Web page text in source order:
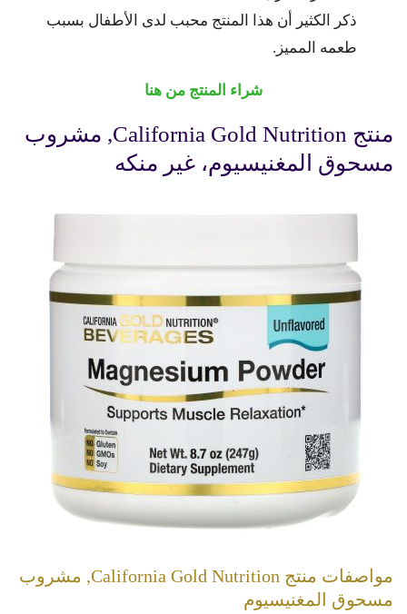
ذكر الكثير أن هذا المنتج محبب لدى الأطفال بسبب
طعمه المميز.
شراء المنتج من هنا
منتج California Gold Nutrition, مشروب
مسحوق المغنيسيوم، غير منكه
مواصفات منتج California Gold Nutrition, مشروب
مسحوق المغنيسيوم